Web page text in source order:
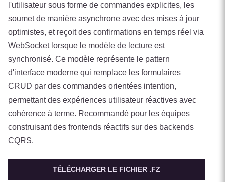
l'utilisateur sous forme de commandes explicites, les
soumet de manière asynchrone avec des mises à jour
optimistes, et reçoit des confirmations en temps réel via
WebSocket lorsque le modèle de lecture est
synchronisé. Ce modèle représente le pattern
d'interface moderne qui remplace les formulaires
CRUD par des commandes orientées intention,
permettant des expériences utilisateur réactives avec
cohérence à terme. Recommandé pour les équipes
construisant des frontends réactifs sur des backends
CQRS.
TÉLÉCHARGER LE FICHIER .FZ